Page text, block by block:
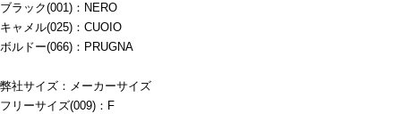
ブラック(001)：NERO
キャメル(025)：CUOIO
ボルドー(066)：PRUGNA
弊社サイズ：メーカーサイズ
フリーサイズ(009)：F